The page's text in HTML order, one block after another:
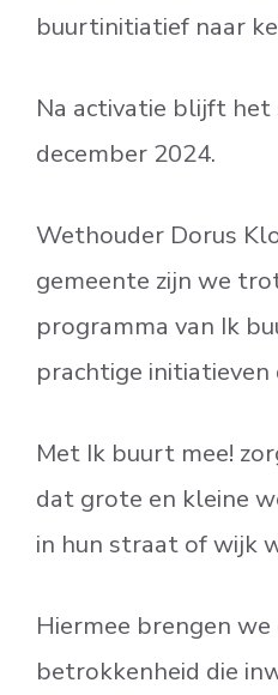
buurtinitiatief naar
Na activatie blijft
december 2024.
Wethouder Dorus
gemeente zijn we
programma van Ik
prachtige
Met Ik buurt mee!
dat grote en kleine
in hun straat of wijk
Hiermee brengen we
betrokkenheid die